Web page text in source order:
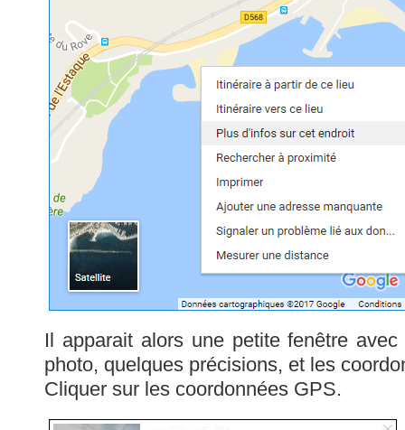
Il apparait alors une petite fenêtre
photo, quelques précisions, et les
Cliquer sur les coordonnées GPS.